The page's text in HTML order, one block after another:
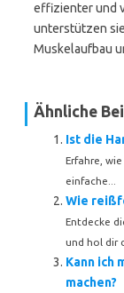
effizienter und
unterstützen
Muskelaufbau
Ähnliche
Ist die
Erfahre,
einfache...
Wie
Entdecke
und hol dir
Kann ich
machen?